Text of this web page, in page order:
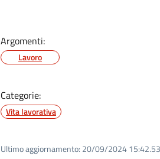
Argomenti:
Lavoro
Categorie:
Vita lavorativa
Ultimo aggiornamento: 20/09/2024 15:42.53